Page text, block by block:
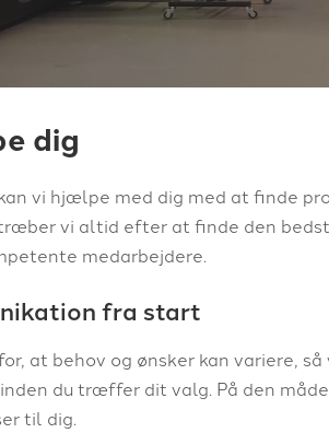
dig
vi hjælpe med dig med at finde
vi altid efter at finde den
medarbejdere.
fra start
at behov og ønsker kan variere,
du træffer dit valg. På den
til dig.